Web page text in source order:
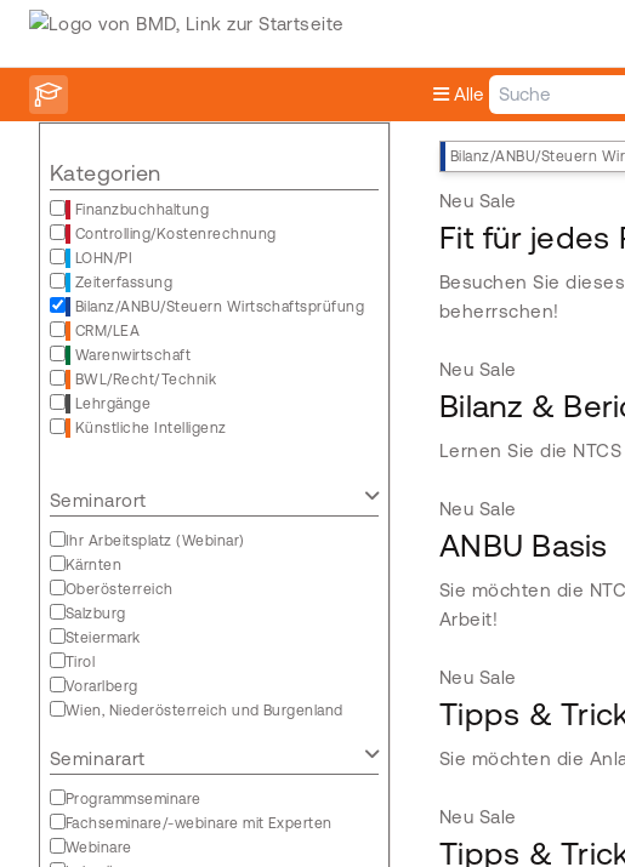
Alle
Kategorien
Finanzbuchhaltung
Controlling/Kostenrechnung
LOHN/PI
Zeiterfassung
Bilanz/ANBU/Steuern Wirtschaftsprüfung
CRM/LEA
Warenwirtschaft
BWL/Recht/Technik
Lehrgänge
Künstliche Intelligenz
Seminarort
Ihr Arbeitsplatz (Webinar)
Kärnten
Oberösterreich
Salzburg
Steiermark
Tirol
Vorarlberg
Wien, Niederösterreich und Burgenland
Seminarart
Programmseminare
Fachseminare/-webinare mit Experten
Webinare
Bilanz/ANBU/Steuern
Neu Sale
Fit für jedes
Besuchen Sie
beherrschen!
Neu Sale
Bilanz &
Lernen Sie die
Neu Sale
ANBU Basis
Sie möchten die
Arbeit!
Neu Sale
Tipps &
Sie möchten die
Neu Sale
Tipps &